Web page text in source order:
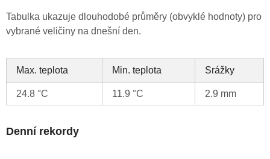
Tabulka ukazuje dlouhodobé průměry (obvyklé hodnoty) pro
vybrané veličiny na dnešní den.
Max. teplota Min. teplota Srážky
24.8 °C 11.9 °C 2.9 mm
Denní rekordy